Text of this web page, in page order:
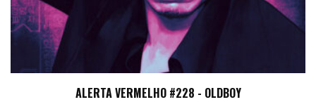
ALERTA VERMELHO #228 - OLDBOY